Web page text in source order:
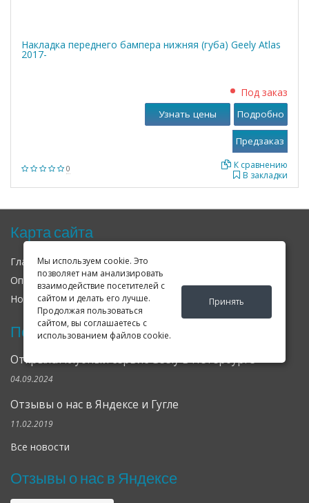
Мы используем cookie. Это
позволяет нам анализировать
взаимодействие посетителей с
сайтом и делать его лучше.
Продолжая пользоваться
сайтом, вы соглашаетесь с
использованием файлов cookie.
Принять
Накладка переднего бампера нижняя (губа) Geely Atlas
2017-
0
Под заказ
В закладки
К сравнению
Узнать цены Подробно
Карта сайта
Главная О нас
Оплата
Доставка
Новости
Оферта Соглашение
Последние новости
Открылся клубный сервис Geely в Петербурге
04.09.2024
Отзывы о нас в Яндексе и Гугле
11.02.2019
Все новости
Отзывы о нас в Яндексе